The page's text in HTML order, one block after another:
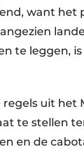
want het
te leggen,
uit het
te stellen
en de